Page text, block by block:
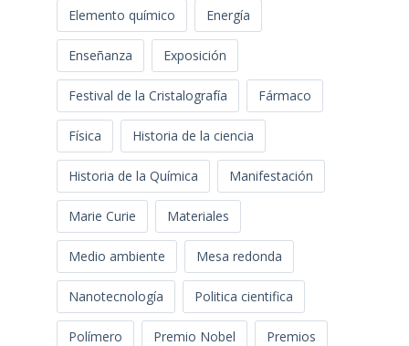
Elemento químico Energía
Enseñanza Exposición
Festival de la Cristalografía Fármaco
Física Historia de la ciencia
Historia de la Química Manifestación
Marie Curie Materiales
Medio ambiente Mesa redonda
Nanotecnología Politica cientifica
Polímero Premio Nobel Premios